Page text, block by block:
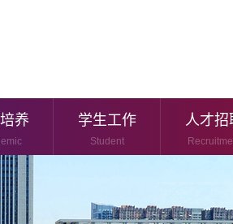
养 学生工作
Student
人才招